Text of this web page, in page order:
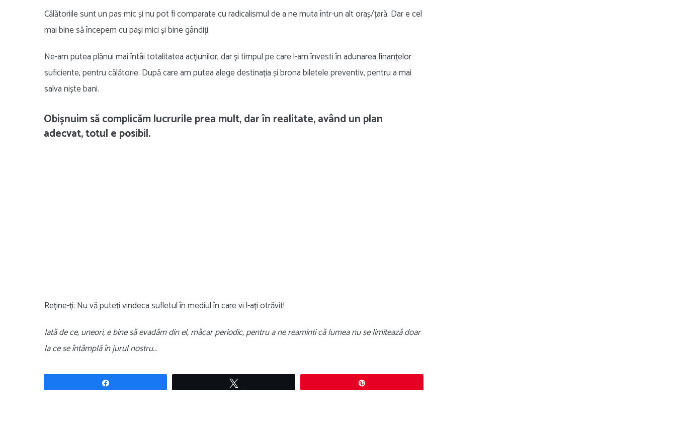
Călătoriile sunt un pas mic și nu pot fi comparate cu radicalismul de a ne muta într-un alt oraș/țară. Dar e cel
mai bine să începem cu pași mici și bine gândiți.
Ne-am putea plănui mai întâi totalitatea acțiunilor, dar și timpul pe care l-am învesti în adunarea finanțelor
suficiente, pentru călătorie. După care am putea alege destinația și brona biletele preventiv, pentru a mai
salva niște bani.
Obișnuim să complicăm lucrurile prea mult, dar în realitate, având un plan
adecvat, totul e posibil.
Reține-ți: Nu vă puteți vindeca sufletul în mediul în care vi l-ați otrăvit!
Iată de ce, uneori, e bine să evadăm din el, măcar periodic, pentru a ne reaminti că lumea nu se limitează doar
la ce se întâmplă în jurul nostru…